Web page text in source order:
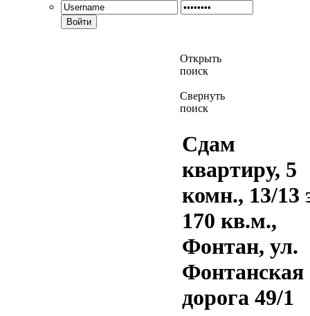
Войти
Открыть
поиск
Свернуть
поиск
Сдам
квартиру, 5
комн., 13/13
170 кв.м.,
Фонтан, ул.
Фонтанская
дорога 49/1